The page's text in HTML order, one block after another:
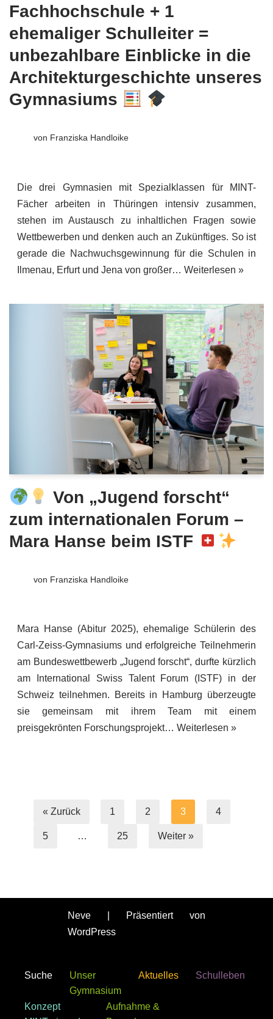
Fachhochschule + 1
ehemaliger Schulleiter =
unbezahlbare Einblicke in die
Architekturgeschichte unseres
Gymnasiums
von Franziska Handloike
Die drei Gymnasien mit Spezialklassen für MINT-
Fächer arbeiten in Thüringen intensiv zusammen,
stehen im Austausch zu inhaltlichen Fragen sowie
Wettbewerben und denken auch an Zukünftiges. So ist
gerade die Nachwuchsgewinnung für die Schulen in
Ilmenau, Erfurt und Jena von großer… Weiterlesen »
Von „Jugend forscht“
zum internationalen Forum –
Mara Hanse beim ISTF
von Franziska Handloike
Mara Hanse (Abitur 2025), ehemalige Schülerin des
Carl-Zeiss-Gymnasiums und erfolgreiche Teilnehmerin
am Bundeswettbewerb „Jugend forscht“, durfte kürzlich
am International Swiss Talent Forum (ISTF) in der
Schweiz teilnehmen. Bereits in Hamburg überzeugte
sie gemeinsam mit ihrem Team mit einem
preisgekrönten Forschungsprojekt… Weiterlesen »
« Zurück 1 2 3 4
5 … 25 Weiter »
Neve | Präsentiert von
WordPress
Suche
Unser
Gymnasium
Aktuelles Schulleben
Konzept
Aufnahme &